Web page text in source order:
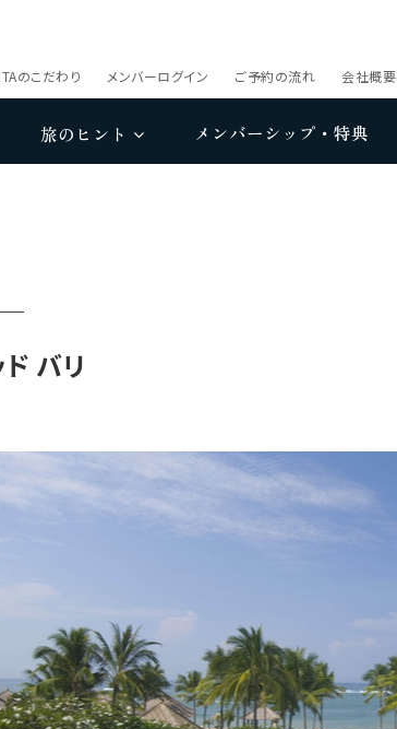
会社概要
ご予約の流れ
メンバーログイン
のこだわり
旅のヒント メンバーシップ・特典
バリ